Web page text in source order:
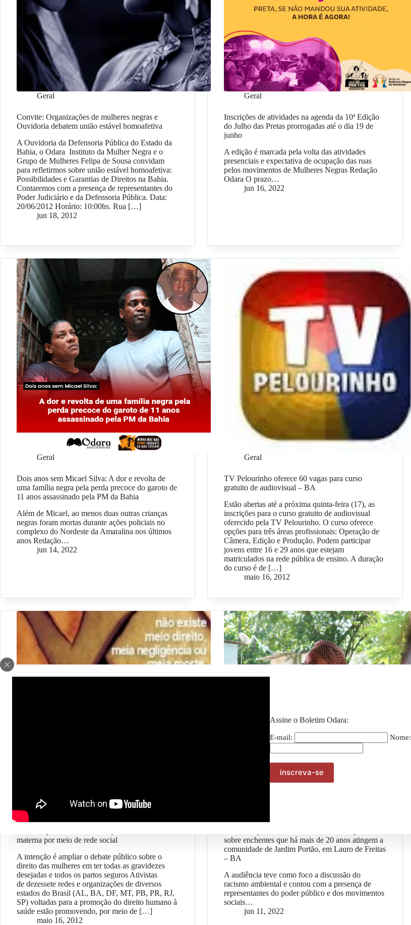
Assine o Boletim Odara:
E-mail: Nome:
Geral
Convite: Organizações de mulheres negras e
Ouvidoria debatem união estável homoafetiva
A Ouvidoria da Defensoria Pública do Estado da
Bahia, o Odara Instituto da Mulher Negra e o
Grupo de Mulheres Felipa de Sousa convidam
para refletirmos sobre união estável homoafetiva:
Possibilidades e Garantias de Direitos na Bahia.
Contaremos com a presença de representantes do
Poder Judiciário e da Defensoria Pública. Data:
20/06/2012 Horário: 10:00hs. Rua […]
jun 18, 2012
Geral
Inscrições de atividades na agenda da 10ª Edição
do Julho das Pretas prorrogadas até o dia 19 de
junho
A edição é marcada pela volta das atividades
presenciais e expectativa de ocupação das ruas
pelos movimentos de Mulheres Negras Redação
Odara O prazo…
jun 16, 2022
Geral
Dois anos sem Micael Silva: A dor e revolta de
uma família negra pela perda precoce do garoto de
11 anos assassinado pela PM da Bahia
Além de Micael, ao menos duas outras crianças
negras foram mortas durante ações policiais no
complexo do Nordeste da Amaralina nos últimos
anos Redação…
jun 14, 2022
Geral
TV Pelourinho oferece 60 vagas para curso
gratuito de audiovisual – BA
Estão abertas até a próxima quinta-feira (17), as
inscrições para o curso gratuito de audiovisual
oferecido pela TV Pelourinho. O curso oferece
opções para três áreas profissionais: Operação de
Câmera, Edição e Produção. Podem participar
jovens entre 16 e 29 anos que estejam
matriculados na rede pública de ensino. A duração
do curso é de […]
maio 16, 2012
Geral
materna por meio de rede social
A intenção é ampliar o debate público sobre o
direito das mulheres em ter todas as gravidezes
desejadas e todos os partos seguros Ativistas
de dezessete redes e organizações de diversos
estados do Brasil (AL, BA, DF, MT, PB, PR, RJ,
SP) voltadas para a promoção do direito humano à
saúde estão promovendo, por meio de […]
maio 16, 2012
sobre enchentes que há mais de 20 anos atingem a
comunidade de Jardim Portão, em Lauro de Freitas
– BA
A audiência teve como foco a discussão do
racismo ambiental e contou com a presença de
representantes do poder público e dos movimentos
sociais…
jun 11, 2022